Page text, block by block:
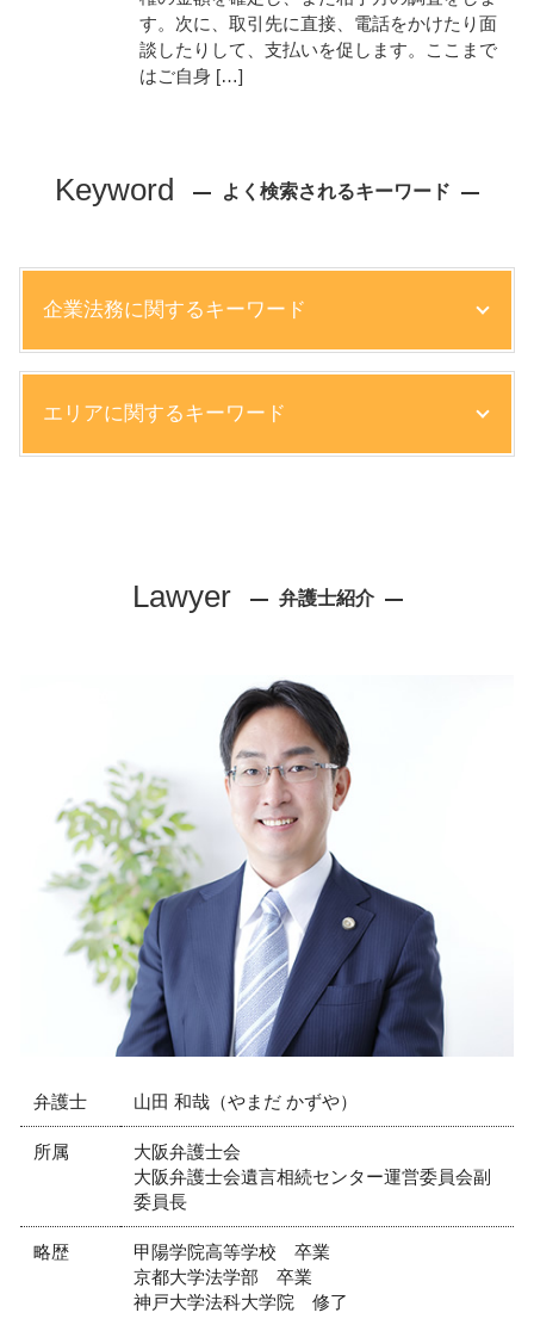
す。次に、取引先に直接、電話をかけたり面
談したりして、支払いを促します。ここまで
はご自身 […]
Keyword よく検索されるキーワード
企業法務に関するキーワード
ハラスメント 職場 対応
借用書 期限
知的財産権 侵害
懲戒解雇 要件
企業法務 法律事務所
企業 顧問弁護士とは
売掛金 取り立て 方法
内容証明 売掛金 回収
ハラスメント 相談 窓口 社内
エリアに関するキーワード
交通事故 弁護士 相談 尼崎市
顧問弁護士 弁護士 相談 神戸市
労働問題 弁護士 相談 神戸市
不動産トラブル 弁護士 相談 西宮市
リーガルチェック 弁護士 相談 神戸市
離婚 弁護士 相談 芦屋市
顧問弁護士 弁護士 相談 尼崎市
相続 弁護士 相談 尼崎市
相続 弁護士 相談 神戸市
離婚 弁護士 相談 大阪市
不動産トラブル 弁護士 相談 神戸市
労働問題 弁護士 相談 尼崎市
相続 弁護士 相談 西宮市
債権回収 弁護士 相談 神戸市
Lawyer 弁護士紹介
弁護士 山田 和哉（やまだ かずや）
所属
大阪弁護士会
大阪弁護士会遺言相続センター運営委員会副
委員長
略歴
甲陽学院高等学校 卒業
京都大学法学部 卒業
神戸大学法科大学院 修了